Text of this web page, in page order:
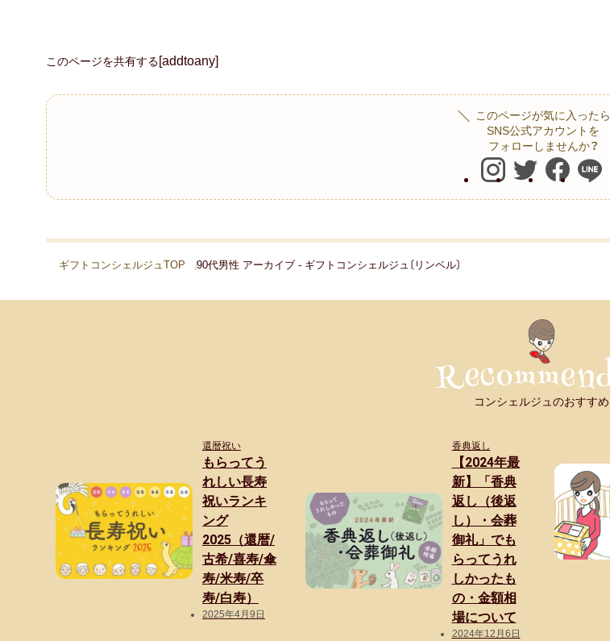
ンキングやマナー、お
すすめのプレゼント
す。
このページを共有する [addtoany]
このページが気に入ったら
SNS公式アカウントを
フォローしませんか？
ギフトコンシェルジュTOP 90代男性 アーカイブ - ギフトコンシェルジュ〔リンベル〕
コンシェルジュのおすすめ
還暦祝い
もらってう
れしい長寿
祝いランキ
ング
2025（還暦/
古希/喜寿/傘
寿/米寿/卒
寿/白寿）
2025年4月9日
香典返し
【2024年最
新】「香典
返し（後返
し）・会葬
御礼」でも
らってうれ
しかったも
の・金額相
場について
2024年12月6日